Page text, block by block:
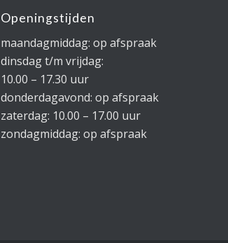
Openingstijden
maandagmiddag: op afspraak
dinsdag t/m vrijdag:
10.00 – 17.30 uur
donderdagavond: op afspraak
zaterdag: 10.00 – 17.00 uur
zondagmiddag: op afspraak